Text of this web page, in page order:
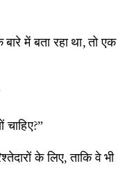
में बता रहा था, तो एक
के लिए, ताकि वे भी